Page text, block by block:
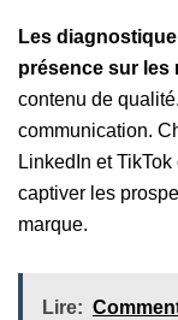
Les
présence sur les
contenu de
communication.
LinkedIn et
captiver les
marque.
Lire: